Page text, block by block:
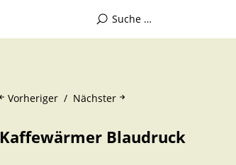
Nächster
Vorheriger
Kaffewärmer Blaudruck